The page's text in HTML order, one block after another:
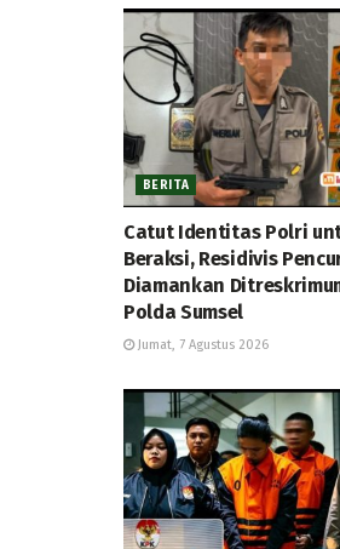
BERITA
Catut Identitas Polri
Beraksi, Residivis
Diamankan
Polda Sumsel
Jumat, 7 Agustus 2026